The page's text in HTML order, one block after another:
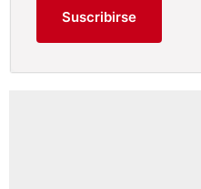
Suscribirse